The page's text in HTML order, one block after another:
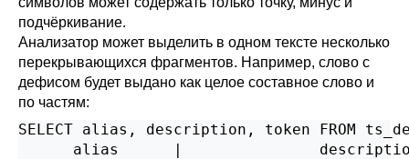
подчёркивание.
Анализатор может выделить в одном тексте несколько
перекрывающихся фрагментов. Например, слово с
дефисом будет выдано как целое составное слово и
по частям:
SELECT alias, description, token FROM
alias      |